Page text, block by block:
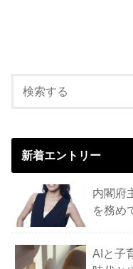
新着エントリー
内閣府
を務め
AIと子